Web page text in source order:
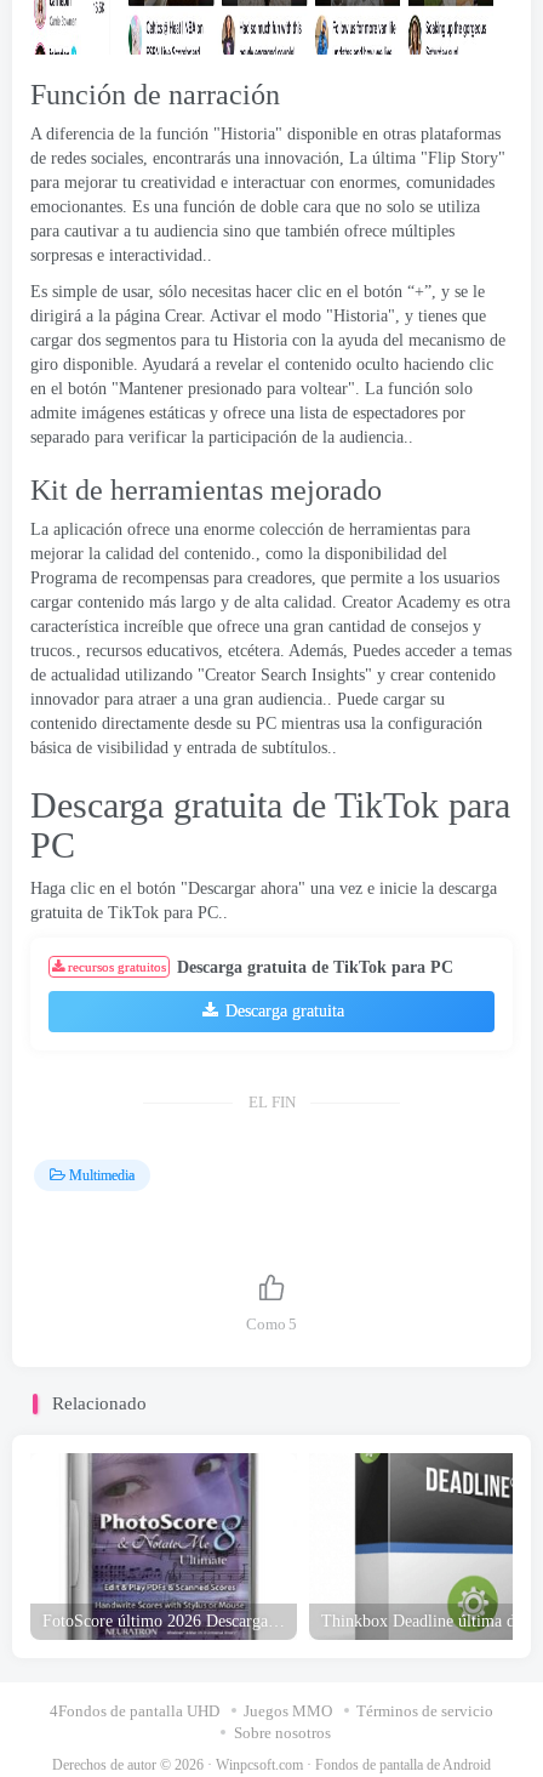
Función de narración
A diferencia de la función "Historia" disponible en otras plataformas
de redes sociales, encontrarás una innovación, La última "Flip Story"
para mejorar tu creatividad e interactuar con enormes, comunidades
emocionantes. Es una función de doble cara que no solo se utiliza
para cautivar a tu audiencia sino que también ofrece múltiples
sorpresas e interactividad..
Es simple de usar, sólo necesitas hacer clic en el botón “+”, y se le
dirigirá a la página Crear. Activar el modo "Historia", y tienes que
cargar dos segmentos para tu Historia con la ayuda del mecanismo de
giro disponible. Ayudará a revelar el contenido oculto haciendo clic
en el botón "Mantener presionado para voltear". La función solo
admite imágenes estáticas y ofrece una lista de espectadores por
separado para verificar la participación de la audiencia..
Kit de herramientas mejorado
La aplicación ofrece una enorme colección de herramientas para
mejorar la calidad del contenido., como la disponibilidad del
Programa de recompensas para creadores, que permite a los usuarios
cargar contenido más largo y de alta calidad. Creator Academy es otra
característica increíble que ofrece una gran cantidad de consejos y
trucos., recursos educativos, etcétera. Además, Puedes acceder a temas
de actualidad utilizando "Creator Search Insights" y crear contenido
innovador para atraer a una gran audiencia.. Puede cargar su
contenido directamente desde su PC mientras usa la configuración
básica de visibilidad y entrada de subtítulos..
Descarga gratuita de TikTok para
PC
Haga clic en el botón "Descargar ahora" una vez e inicie la descarga
gratuita de TikTok para PC..
recursos gratuitos Descarga gratuita de TikTok para PC
Descarga gratuita
EL FIN
Multimedia
Como 5
Relacionado
4Fondos de pantalla UHD Juegos MMO
Términos de servicio
Sobre nosotros
Derechos de autor © 2026 · Winpcsoft.com · Fondos de pantalla de Android